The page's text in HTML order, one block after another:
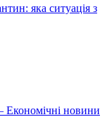
яка ситуація з
Економічні новини